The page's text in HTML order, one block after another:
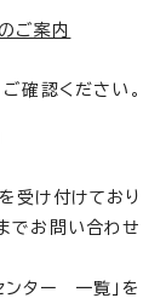
ご案内
確認ください。
受け付けており
でお問い合わせ
ンター 一覧」を